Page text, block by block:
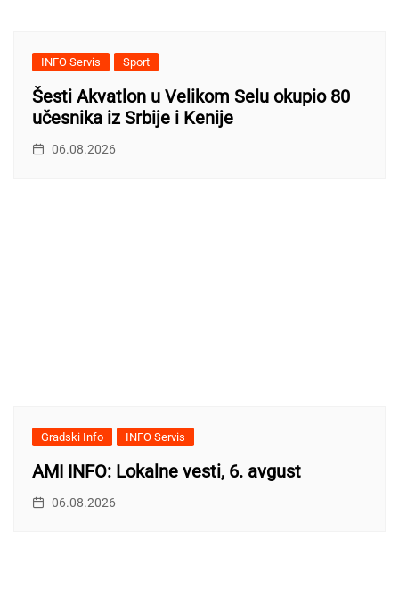
INFO Servis Sport
Šesti Akvatlon u Velikom Selu okupio 80
učesnika iz Srbije i Kenije
06.08.2026
Gradski Info INFO Servis
AMI INFO: Lokalne vesti, 6. avgust
06.08.2026